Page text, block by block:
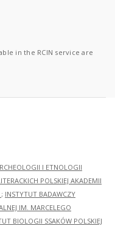
in the RCIN service are
I ETNOLOGII
POLSKIEJ AKADEMII
; INSTYTUT BADAWCZY
IM. MARCELEGO
BIOLOGII SSAKÓW POLSKIEJ